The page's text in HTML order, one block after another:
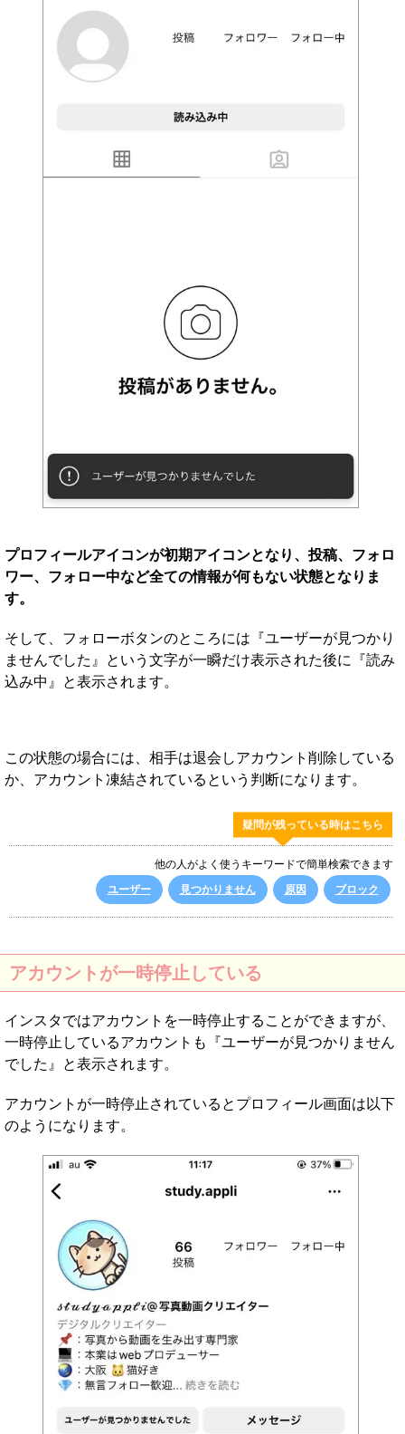
プロフィールアイコンが初期アイコンとなり、投稿、フォロ
ワー、フォロー中など全ての情報が何もない状態となりま
す。
そして、フォローボタンのところには『ユーザーが見つかり
ませんでした』という文字が一瞬だけ表示された後に『読み
込み中』と表示されます。
この状態の場合には、相手は退会しアカウント削除している
か、アカウント凍結されているという判断になります。
疑問が残っている時はこちら
他の人がよく使うキーワードで簡単検索できます
ユーザー
見つかりません 原因 ブロック
アカウントが一時停止している
インスタではアカウントを一時停止することができますが、
一時停止しているアカウントも『ユーザーが見つかりません
でした』と表示されます。
アカウントが一時停止されているとプロフィール画面は以下
のようになります。